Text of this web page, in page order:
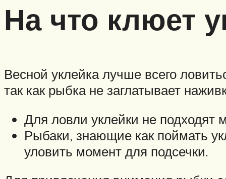
На что клюет
Весной уклейка лучше всего
так как рыбка не заглатывает
Для ловли уклейки не подходят
Рыбаки, знающие как поймать
уловить момент для подсечки.